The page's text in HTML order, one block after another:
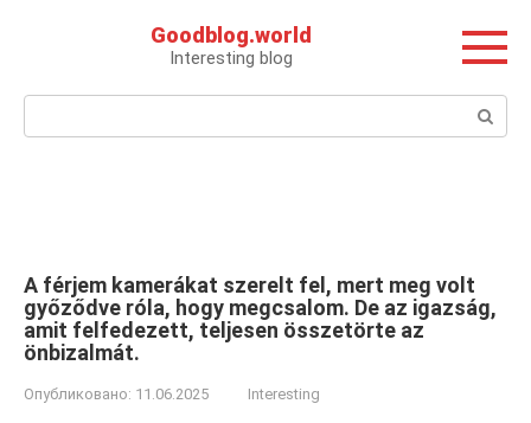
Goodblog.world
Interesting blog
Поиск:
A férjem kamerákat szerelt fel, mert meg volt
győződve róla, hogy megcsalom. De az igazság,
amit felfedezett, teljesen összetörte az
önbizalmát.
Опубликовано: 11.06.2025 Interesting